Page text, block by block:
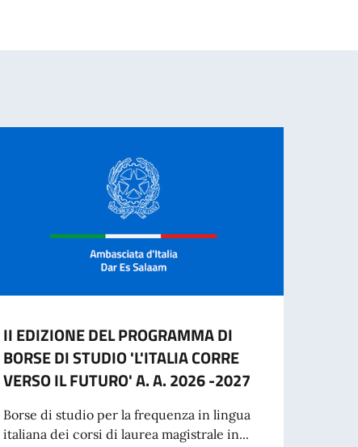
II EDIZIONE DEL PROGRAMMA DI
BORSE DI STUDIO 'L'ITALIA CORRE
VERSO IL FUTURO' A. A. 2026 -2027
Borse di studio per la frequenza in lingua
italiana dei corsi di laurea magistrale in...